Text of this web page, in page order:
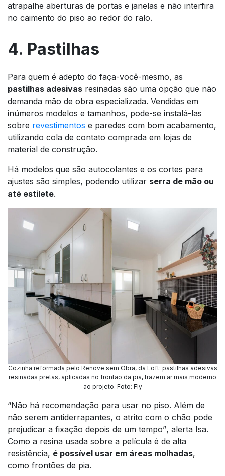
atrapalhe aberturas de portas e janelas e não interfira
no caimento do piso ao redor do ralo.
4. Pastilhas
Para quem é adepto do faça-você-mesmo, as
pastilhas adesivas resinadas são uma opção que não
demanda mão de obra especializada. Vendidas em
inúmeros modelos e tamanhos, pode-se instalá-las
sobre revestimentos e paredes com bom acabamento,
utilizando cola de contato comprada em lojas de
material de construção.
Há modelos que são autocolantes e os cortes para
ajustes são simples, podendo utilizar serra de mão ou
até estilete.
Cozinha reformada pelo Renove sem Obra, da Loft: pastilhas adesivas
resinadas pretas, aplicadas no frontão da pia, trazem ar mais moderno
ao projeto. Foto: Fly
“Não há recomendação para usar no piso. Além de
não serem antiderrapantes, o atrito com o chão pode
prejudicar a fixação depois de um tempo”, alerta Isa.
Como a resina usada sobre a película é de alta
resistência, é possível usar em áreas molhadas,
como frontões de pia.